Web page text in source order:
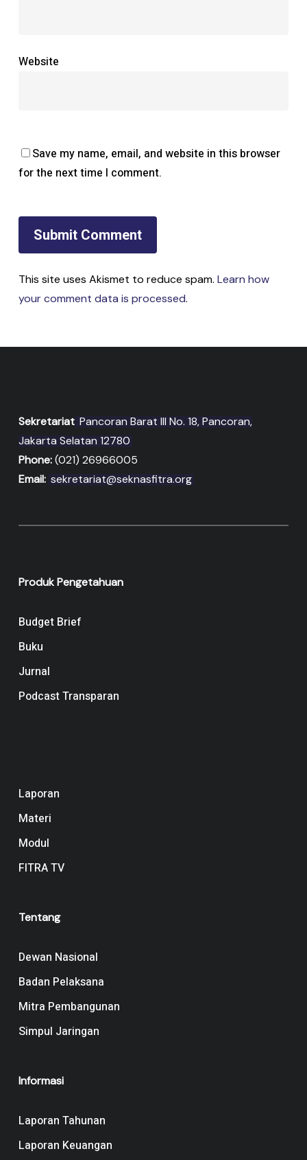
Website
Save my name, email, and website in this browser
for the next time I comment.
This site uses Akismet to reduce spam. Learn how
your comment data is processed.
Sekretariat Pancoran Barat III No. 18, Pancoran,
Jakarta Selatan 12780
Phone:(021) 26966005
Email: sekretariat@seknasfitra.org
Produk Pengetahuan
Budget Brief
Buku
Jurnal
Podcast Transparan
Laporan
Materi
Modul
FITRA TV
Tentang
Dewan Nasional
Badan Pelaksana
Mitra Pembangunan
Simpul Jaringan
Informasi
Laporan Tahunan
Laporan Keuangan